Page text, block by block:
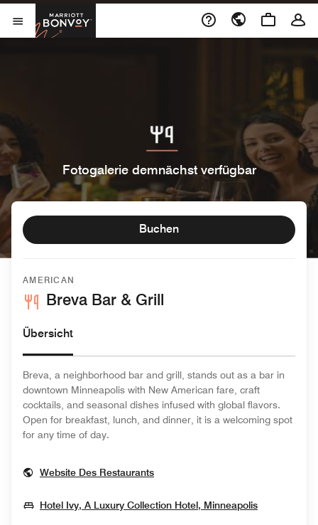
Skip to Content
Menu öffnen
Marriott Bonvoy
Fotogalerie demnächst verfügbar
AMERICAN
Breva Bar & Grill
Buchen
Übersicht
Breva, a neighborhood bar and grill, stands out as a bar in
downtown Minneapolis with New American fare, craft
cocktails, and seasonal dishes infused with global flavors.
Open for breakfast, lunch, and dinner, it is a welcoming spot
for any time of day.
Website Des RestaurantsOpens In New Window
Hotel Ivy, A Luxury Collection Hotel, MinneapolisOpens In